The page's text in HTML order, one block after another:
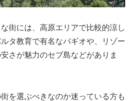
街には、高原エリアで比較的涼し
タ教育で有名なバギオや、リゾー
さが魅力のセブ島などがありま
を選ぶべきなのか迷っている方も